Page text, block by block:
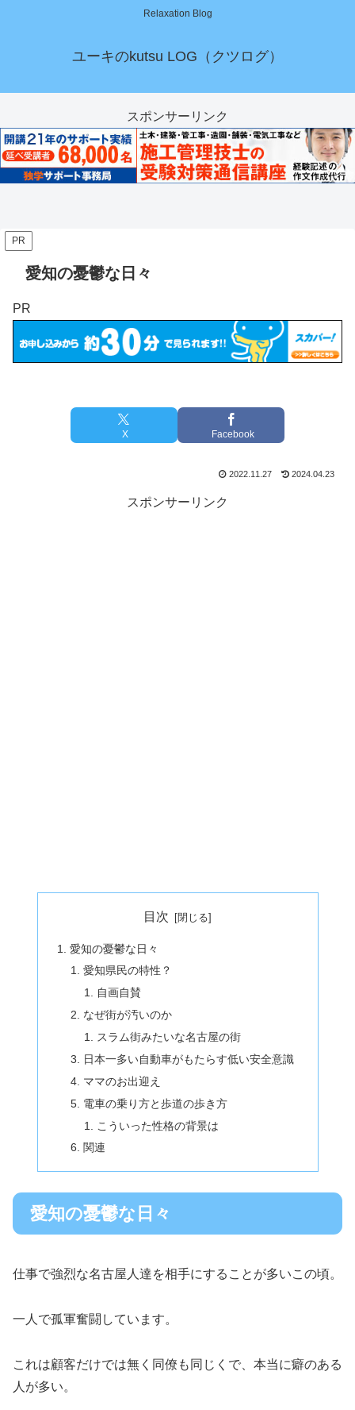
Relaxation Blog
ユーキのkutsu LOG（クツログ）
スポンサーリンク
PR
愛知の憂鬱な日々
PR
X Facebook
2022.11.27 2024.04.23
スポンサーリンク
目次
愛知の憂鬱な日々
愛知県民の特性？
自画自賛
なぜ街が汚いのか
スラム街みたいな名古屋の街
日本一多い自動車がもたらす低い安全意識
ママのお出迎え
電車の乗り方と歩道の歩き方
こういった性格の背景は
関連
愛知の憂鬱な日々
仕事で強烈な名古屋人達を相手にすることが多いこの頃。
一人で孤軍奮闘しています。
これは顧客だけでは無く同僚も同じくで、本当に癖のある
人が多い。